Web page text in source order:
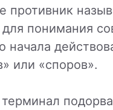
противник
понимания
начала
или «споров».